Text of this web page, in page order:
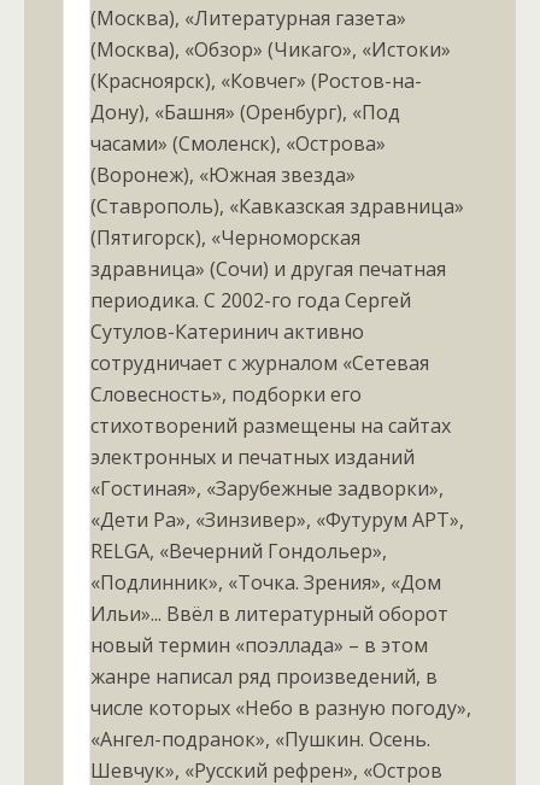
(Москва), «Литературная газета»
(Москва), «Обзор» (Чикаго», «Истоки»
(Красноярск), «Ковчег» (Ростов-на-
Дону), «Башня» (Оренбург), «Под
часами» (Смоленск), «Острова»
(Воронеж), «Южная звезда»
(Ставрополь), «Кавказская здравница»
(Пятигорск), «Черноморская
здравница» (Сочи) и другая печатная
периодика. С 2002-го года Сергей
Сутулов-Катеринич активно
сотрудничает с журналом «Сетевая
Словесность», подборки его
стихотворений размещены на сайтах
электронных и печатных изданий
«Гостиная», «Зарубежные задворки»,
«Дети Ра», «Зинзивер», «Футурум АРТ»,
RELGA, «Вечерний Гондольер»,
«Подлинник», «Точка. Зрения», «Дом
Ильи»... Ввёл в литературный оборот
новый термин «поэллада» – в этом
жанре написал ряд произведений, в
числе которых «Небо в разную погоду»,
«Ангел-подранок», «Пушкин. Осень.
Шевчук», «Русский рефрен», «Остров